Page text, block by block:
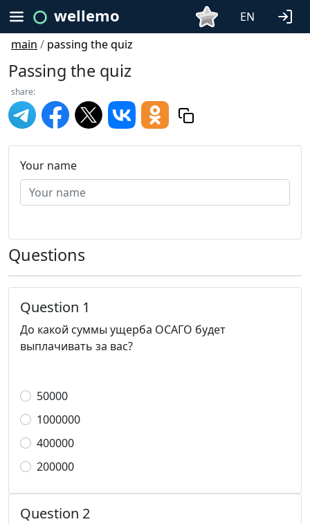
wellemo
EN
main / passing the quiz
Passing the quiz
share:
Your name
Questions
Question 1
До какой суммы ущерба ОСАГО будет
выплачивать за вас?
50000
1000000
400000
200000
Question 2